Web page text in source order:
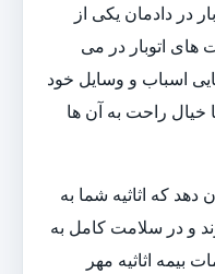
در دادمان یکی از
اتوبار در می
اسباب و وسایل خود
خیال راحت به آن ها
دهد که اثاثیه شما به
و در سلامت کامل به
بیمه اثاثیه مهر